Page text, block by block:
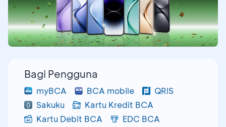
Bagi Pengguna
myBCA BCA mobile
QRIS
Sakuku
Kartu Kredit BCA
Kartu Debit BCA
EDC BCA